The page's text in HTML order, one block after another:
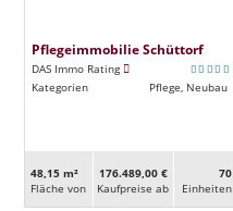
Pflegeimmobilie Schüttorf
DAS Immo Rating
Kategorien
Pflege, Neubau
48,15 m²
Fläche von
176.489,00 €
Kaufpreise ab
70
Ein­heiten